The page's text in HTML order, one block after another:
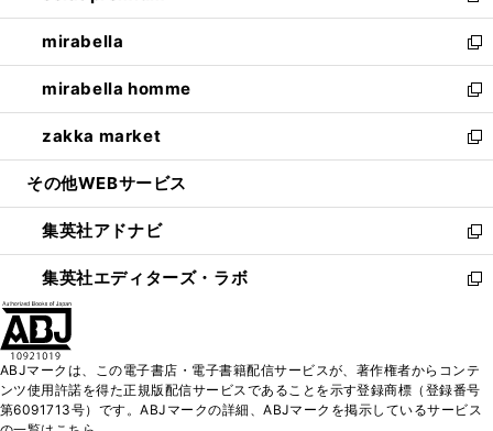
開
く
ウ
で
開
く
ン
ド
ウ
で
開
く
ウ
ィ
ン
ド
ウ
で
開
し
い
ウ
ィ
ン
ド
ウ
開
く
mirabella
新
し
い
ウ
ィ
ン
ウ
で
開
く
mirabella homme
新
し
い
ウ
ン
ド
ウ
で
zakka market
新
し
ウ
ィ
ン
ド
く
その他WEBサービス
集英社アドナビ
新
し
い
ド
ウ
で
集英社エディターズ・ラボ
新
ィ
ン
ド
ABJマークは、この電子書店・電子書籍配信サービスが、著作権者からコンテ
ンツ使用許諾を得た正規版配信サービスであることを示す登録商標（登録番号
第6091713号）です。ABJマークの詳細、ABJマークを掲示しているサービス